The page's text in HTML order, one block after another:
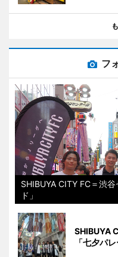
フ
SHIBUYA CITY FC＝渋
ド」
SHIBUYA
「七夕パレ